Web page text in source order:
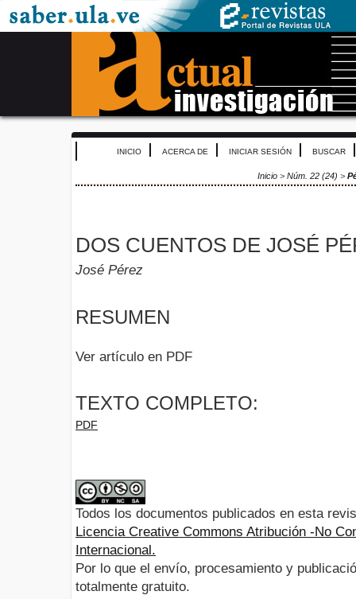
INICIO ACERCA DE INICIAR SESIÓN BUSCAR
Inicio > Núm. 22 (24) >
DOS CUENTOS DE JOSÉ
José Pérez
RESUMEN
Ver artículo en PDF
TEXTO COMPLETO:
PDF
Todos los documentos publicados en esta
Licencia Creative Commons Atribución -No
Internacional.
Por lo que el envío, procesamiento y
totalmente gratuito.